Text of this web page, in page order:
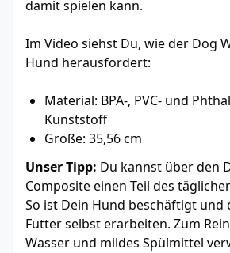
damit spielen kann.
Im Video siehst Du, wie der Dog
Hund herausfordert:
Material: BPA-, PVC- und
Kunststoff
Größe: 35,56 cm
Unser Tipp: Du kannst über den
Composite einen Teil des
So ist Dein Hund beschäftigt und
Futter selbst erarbeiten. Zum
Wasser und mildes Spülmittel